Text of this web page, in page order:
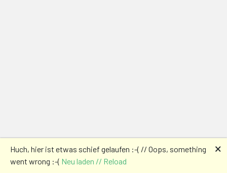
Huch, hier ist etwas schief gelaufen :-( // Oops, something
went wrong :-( Neu laden // Reload
🗙